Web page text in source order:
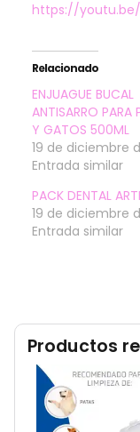
Productos
https://youtu.be/
Relacionado
ENJUAGUE BUCAL
ANTISARRO PARA
Y GATOS 500ML
19 de diciembre
Entrada similar
PACK DENTAL
19 de diciembre
Entrada similar